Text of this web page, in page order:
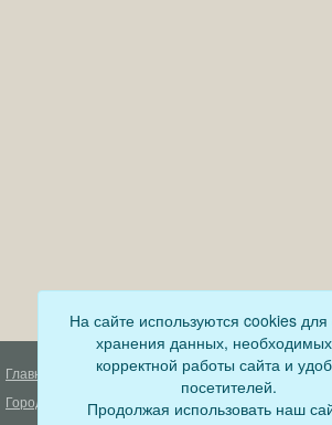
Главная
Город
На сайте используются cookies
хранения данных,
корректной работы сайта и
посетителей.
Продолжая использовать наш